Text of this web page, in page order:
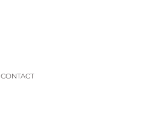
CONTACT